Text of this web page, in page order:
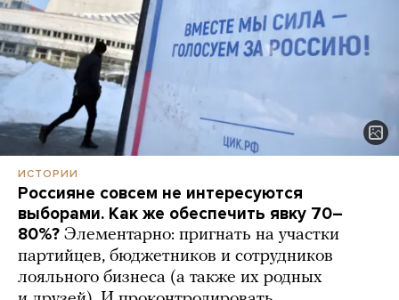
ИСТОРИИ
Россияне совсем не интересуются
выборами. Как же обеспечить явку 70–
80%? Элементарно: пригнать на участки
партийцев, бюджетников и сотрудников
лояльного бизнеса (а также их родных